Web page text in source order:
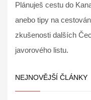
Plánuješ cestu do
anebo tipy na
zkušenosti dalších
javorového listu.
NEJNOVĚJŠÍ ČLÁNKY